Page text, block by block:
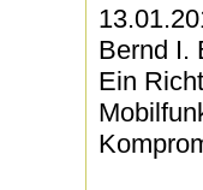
Bernd I.
Ein